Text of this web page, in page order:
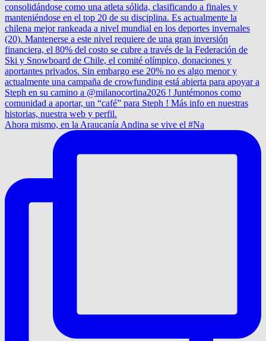
Ahora mismo, en la Araucanía Andina se vive el #Na